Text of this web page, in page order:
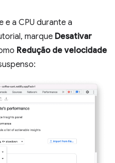
e a CPU durante a
marque Desativar
Redução de velocidade